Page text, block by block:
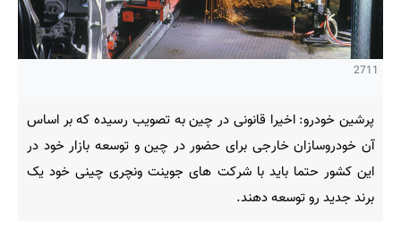
2711
پرشین خودرو: اخیرا قانونی در چین به تصویب رسیده که بر اساس
آن خودروسازان خارجی برای حضور در چین و توسعه بازار خود در
این کشور حتما باید با شرکت های جوینت ونچری چینی خود یک
برند جدید رو توسعه دهند.